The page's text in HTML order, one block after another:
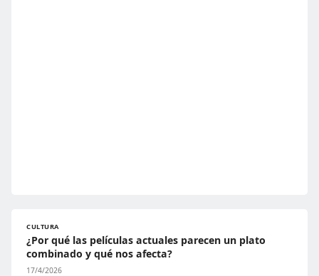
CULTURA
¿Por qué las películas actuales parecen un plato
combinado y qué nos afecta?
17/4/2026